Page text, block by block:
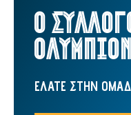
Ο
ΕΛΑΤΕ ΣΤΗΝ